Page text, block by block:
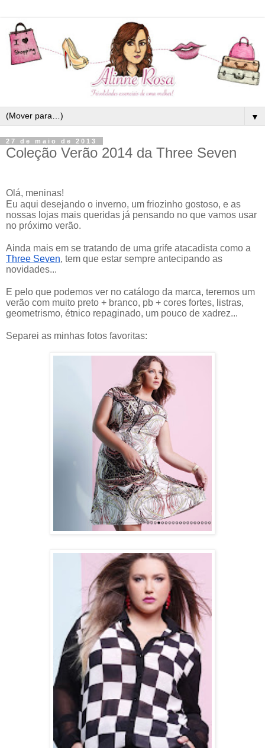
▼
27 de maio de 2013
Coleção Verão 2014 da Three Seven
Olá, meninas!
Eu aqui desejando o inverno, um friozinho gostoso, e as
nossas lojas mais queridas já pensando no que vamos usar
no próximo verão.
Three Seven, tem que estar sempre antecipando as
novidades...
E pelo que podemos ver no catálogo da marca, teremos um
verão com muito preto + branco, pb + cores fortes, listras,
geometrismo, étnico repaginado, um pouco de xadrez...
Separei as minhas fotos favoritas: